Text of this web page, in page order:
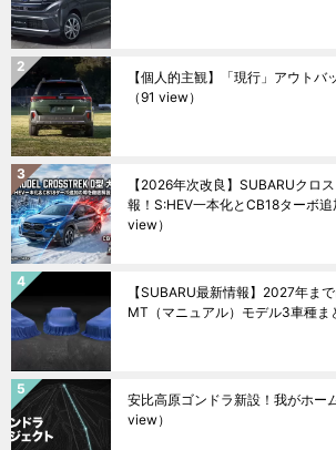
【個人的主観】「現行」アウトバ
（91 view）
【2026年次改良】SUBARUクロ
報！S:HEV一本化とCB18ターボ
view）
【SUBARU最新情報】2027年ま
MT（マニュアル）モデル3車種ま
安比高原ゴンドラ新設！我がホ
view）